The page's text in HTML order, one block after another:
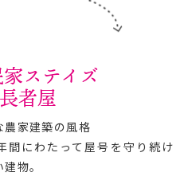
ステイズ
者屋
家建築の風格
間にわたって屋号を守り続け
物。